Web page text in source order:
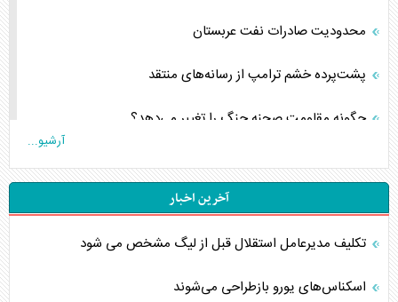
محدودیت صادرات نفت عربستان
پشت‌پرده خشم ترامپ از رسانه‌های منتقد
چگونه مقاومت صحنه جنگ را تغییر می‌دهد؟
جنگ رمضان و معضل حضور نظامیان آمریکایی
تحلیل جامع پدیده تراستی‌ها
تأثیر جنگ ایران و آمریکا بر اقتصاد جهانی
تخریب پل‌ها در اوکراین و فروپاشی روایت دوگانه غرب
آرشیو...
آخرین اخبار
تکلیف مدیرعامل استقلال قبل از لیگ مشخص می شود
اسکناس‌های یورو بازطراحی می‌شوند